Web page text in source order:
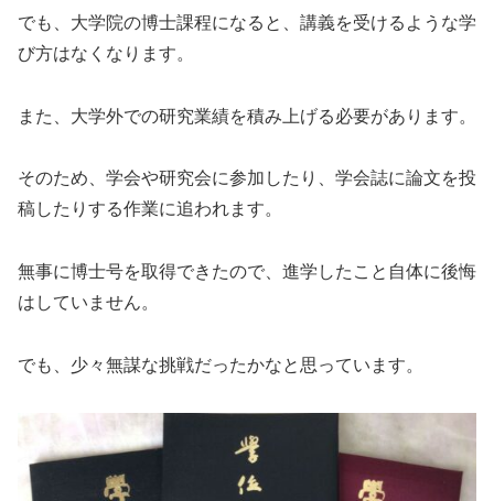
でも、大学院の博士課程になると、講義を受けるような学
び方はなくなります。
また、大学外での研究業績を積み上げる必要があります。
そのため、学会や研究会に参加したり、学会誌に論文を投
稿したりする作業に追われます。
無事に博士号を取得できたので、進学したこと自体に後悔
はしていません。
でも、少々無謀な挑戦だったかなと思っています。